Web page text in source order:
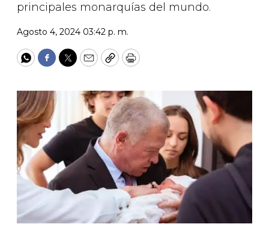
principales monarquías del mundo.
Agosto 4, 2024 03:42 p. m.
WhatsApp
Facebook
Twitter
EmailCopyPrint